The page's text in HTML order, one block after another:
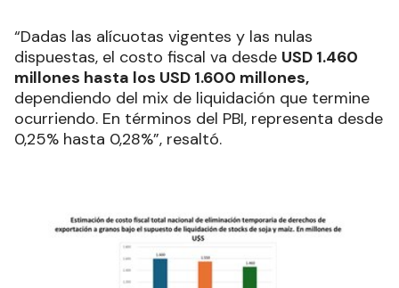
“Dadas las alícuotas vigentes y las nulas
dispuestas, el costo fiscal va desde USD 1.460
millones hasta los USD 1.600 millones,
dependiendo del mix de liquidación que termine
ocurriendo. En términos del PBI, representa desde
0,25% hasta 0,28%”, resaltó.